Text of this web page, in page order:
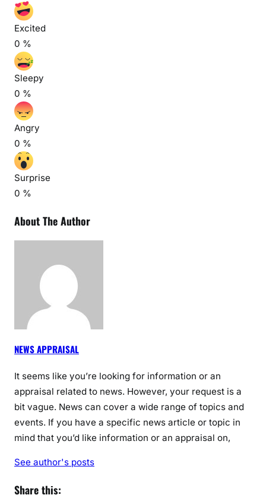
Excited
0 %
Sleepy
0 %
Angry
0 %
Surprise
0 %
About The Author
NEWS APPRAISAL
It seems like you’re looking for information or an
appraisal related to news. However, your request is a
bit vague. News can cover a wide range of topics and
events. If you have a specific news article or topic in
mind that you’d like information or an appraisal on,
See author's posts
Share this: